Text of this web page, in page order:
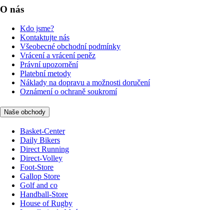
O nás
Kdo jsme?
Kontaktujte nás
Všeobecné obchodní podmínky
Vrácení a vrácení peněz
Právní upozornění
Platební metody
Náklady na dopravu a možnosti doručení
Oznámení o ochraně soukromí
Naše obchody
Basket-Center
Daily Bikers
Direct Running
Direct-Volley
Foot-Store
Gallop Store
Golf and co
Handball-Store
House of Rugby